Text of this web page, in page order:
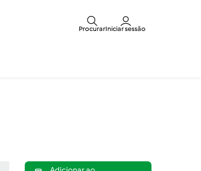
ProcurarIniciar sessão